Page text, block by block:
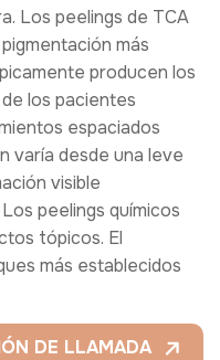
Los peelings de TCA
más
producen los
los pacientes
espaciados
varía desde una leve
visible
peelings químicos
tópicos. El
más establecidos
DE LLAMADA